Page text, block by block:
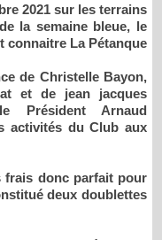
sur les terrains
la semaine bleue, le
connaitre La Pétanque
Bayon,
et de jean jacques
Président Arnaud
activités du Club aux
frais donc parfait pour
deux doublettes